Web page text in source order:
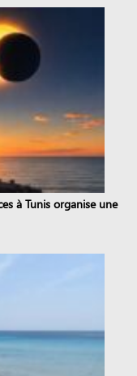
à Tunis organise une